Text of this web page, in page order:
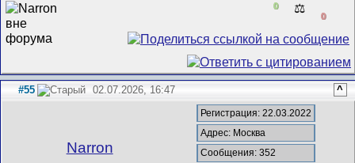
0 ⚖️
0
#55 02.07.2026, 16:47 ^
Narron
Регистрация: 22.03.2022
Адрес: Москва
Сообщения: 352